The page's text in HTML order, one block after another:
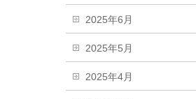
2025年6月
2025年5月
2025年4月